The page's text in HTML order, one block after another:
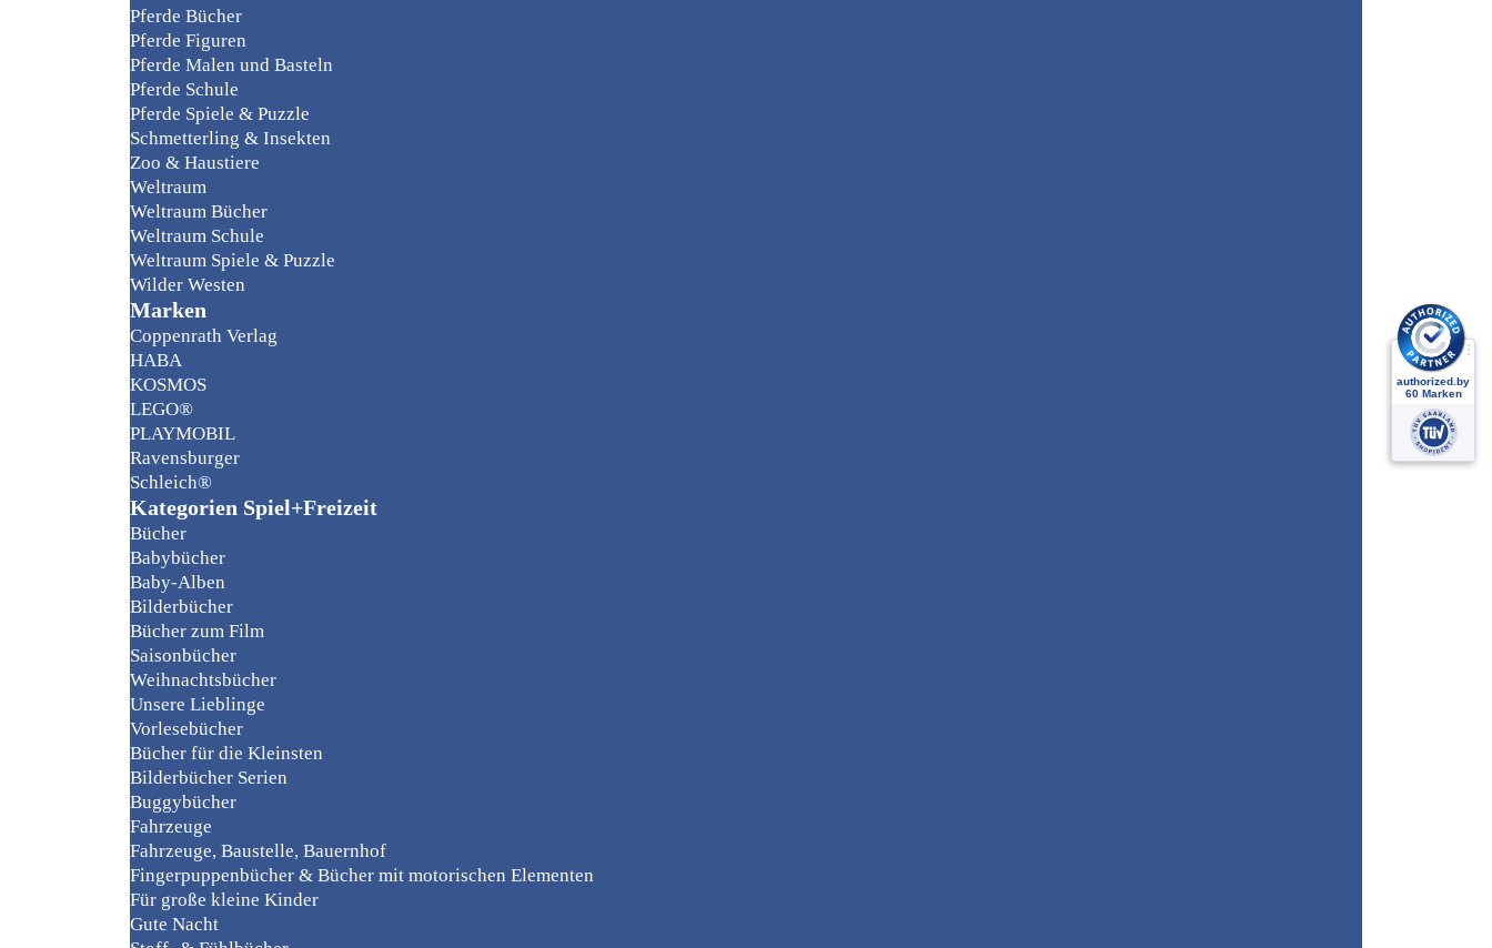
Pferde Bücher
Pferde Figuren
Pferde Malen und Basteln
Pferde Schule
Pferde Spiele & Puzzle
Schmetterling & Insekten
Zoo & Haustiere
Weltraum
Weltraum Bücher
Weltraum Schule
Weltraum Spiele & Puzzle
Wilder Westen
Marken
Coppenrath Verlag
HABA
KOSMOS
LEGO®
PLAYMOBIL
Ravensburger
Schleich®
Kategorien Spiel+Freizeit
Bücher
Babybücher
Baby-Alben
Bilderbücher
Bücher zum Film
Saisonbücher
Weihnachtsbücher
Unsere Lieblinge
Vorlesebücher
Bücher für die Kleinsten
Bilderbücher Serien
Buggybücher
Fahrzeuge
Fahrzeuge, Baustelle, Bauernhof
Fingerpuppenbücher & Bücher mit motorischen Elementen
Für große kleine Kinder
Gute Nacht